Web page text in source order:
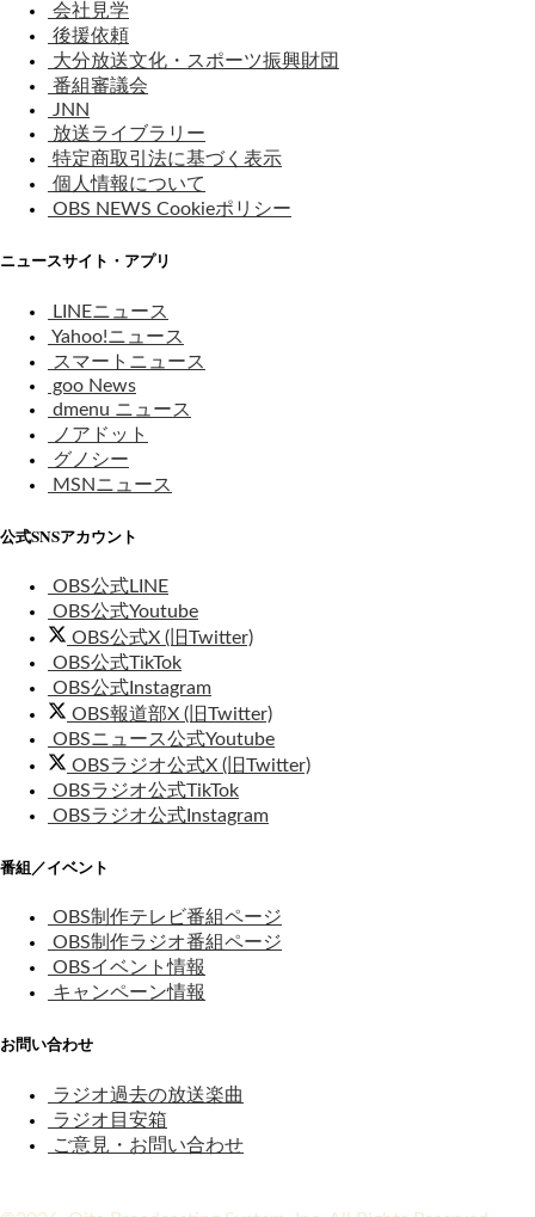
会社見学
後援依頼
大分放送文化・スポーツ振興財団
番組審議会
JNN
放送ライブラリー
特定商取引法に基づく表示
個人情報について
OBS NEWS Cookieポリシー
ニュースサイト・アプリ
LINEニュース
Yahoo!ニュース
スマートニュース
goo News
dmenu ニュース
ノアドット
グノシー
MSNニュース
公式SNSアカウント
OBS公式LINE
OBS公式Youtube
OBS公式X (旧Twitter)
OBS公式TikTok
OBS公式Instagram
OBS報道部X (旧Twitter)
OBSニュース公式Youtube
OBSラジオ公式X (旧Twitter)
OBSラジオ公式TikTok
OBSラジオ公式Instagram
番組／イベント
OBS制作テレビ番組ページ
OBS制作ラジオ番組ページ
OBSイベント情報
キャンペーン情報
お問い合わせ
ラジオ過去の放送楽曲
ラジオ目安箱
ご意見・お問い合わせ